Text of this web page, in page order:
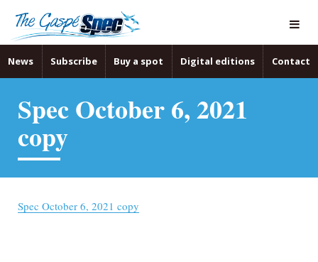
News Subscribe Buy a spot Digital editions Contact
Spec October 6, 2021
copy
Spec October 6, 2021 copy